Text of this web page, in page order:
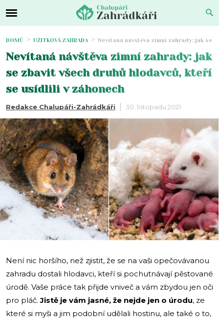
DOMŮ UŽITKOVÁ ZAHRADA Nevítaná návštěva zimní zahrady: jak se
Nevítaná návštěva zimní zahrady: jak
se zbavit všech druhů hlodavců, kteří
se usídlili v záhonech
Redakce Chalupáři-Zahrádkáři 30. listopadu 2021
Není nic horšího, než zjistit, že se na vaši opečovávanou
zahradu dostali hlodavci, kteří si pochutnávají pěstované
úrodě. Vaše práce tak přijde vniveč a vám zbydou jen oči
pro pláč.Jistě je vám jasné, že nejde jen o úrodu, ze
které si myši a jim podobní udělali hostinu, ale také o to,